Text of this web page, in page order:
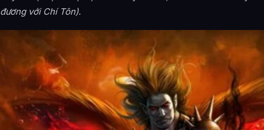
đương với Chí Tôn).